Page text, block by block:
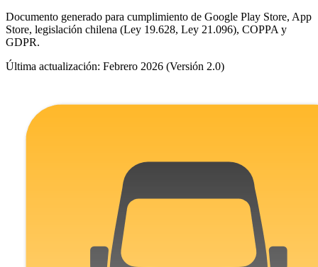
Documento generado para cumplimiento de Google Play Store, App
Store, legislación chilena (Ley 19.628, Ley 21.096), COPPA y
GDPR.
Última actualización: Febrero 2026 (Versión 2.0)